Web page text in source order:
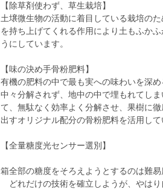
【除草剤使わず、草生栽培】
土壌微生物の活動に着目している栽培の
を持ち上げてくれる作用により土もふか
うにしています。
【味の決め手骨粉肥料】
有機の肥料の中で最も実への味わいを深
中々分解されず、地中の中で埋もれてし
て、無駄なく効率よく分解させ、果樹に
出すオリジナル配分の骨粉肥料を活用して
【全量糖度光センサー選別】
箱全部の糖度をそろえようとするのは難易
どれだけの技術を確立しようが、やは